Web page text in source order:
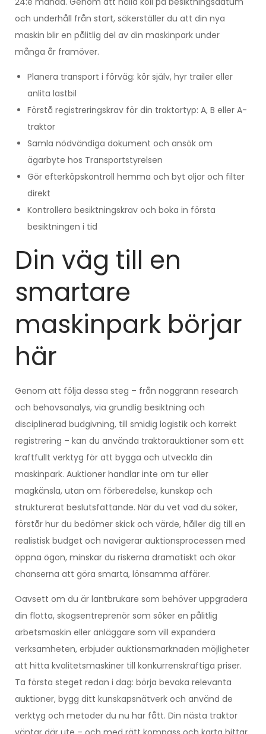
och underhåll från start, säkerställer du att din nya
maskin blir en pålitlig del av din maskinpark under
många år framöver.
Planera transport i förväg: kör själv, hyr trailer eller
anlita lastbil
Förstå registreringskrav för din traktortyp: A, B eller A-
traktor
Samla nödvändiga dokument och ansök om
ägarbyte hos Transportstyrelsen
Gör efterköpskontroll hemma och byt oljor och filter
direkt
Kontrollera besiktningskrav och boka in första
besiktningen i tid
Din väg till en
smartare
maskinpark börjar
här
Genom att följa dessa steg – från noggrann research
och behovsanalys, via grundlig besiktning och
disciplinerad budgivning, till smidig logistik och korrekt
registrering – kan du använda traktorauktioner som ett
kraftfullt verktyg för att bygga och utveckla din
maskinpark. Auktioner handlar inte om tur eller
magkänsla, utan om förberedelse, kunskap och
strukturerat beslutsfattande. När du vet vad du söker,
förstår hur du bedömer skick och värde, håller dig till en
realistisk budget och navigerar auktionsprocessen med
öppna ögon, minskar du riskerna dramatiskt och ökar
chanserna att göra smarta, lönsamma affärer.
Oavsett om du är lantbrukare som behöver uppgradera
din flotta, skogsentreprenör som söker en pålitlig
arbetsmaskin eller anläggare som vill expandera
verksamheten, erbjuder auktionsmarknaden möjligheter
att hitta kvalitetsmaskiner till konkurrenskraftiga priser.
Ta första steget redan i dag: börja bevaka relevanta
auktioner, bygg ditt kunskapsnätverk och använd de
verktyg och metoder du nu har fått. Din nästa traktor